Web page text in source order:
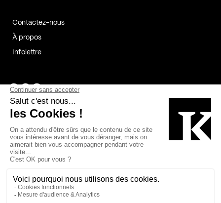
Contactez-nous
À propos
Infolettre
Page Facebook de Kollectif
Page Instagram de Kollectif
Page Linkedin de Kollectif
Bâtiment-Durable-Québec-1
Esquisses-1IRAC-1
MP-1 v2com-1